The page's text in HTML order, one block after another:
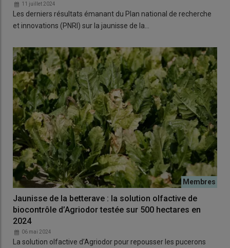
11 juillet 2024
Les derniers résultats émanant du Plan national de recherche
et innovations (PNRI) sur la jaunisse de la…
Jaunisse de la betterave : la solution olfactive de
biocontrôle d’Agriodor testée sur 500 hectares en
2024
06 mai 2024
La solution olfactive d’Agriodor pour repousser les pucerons